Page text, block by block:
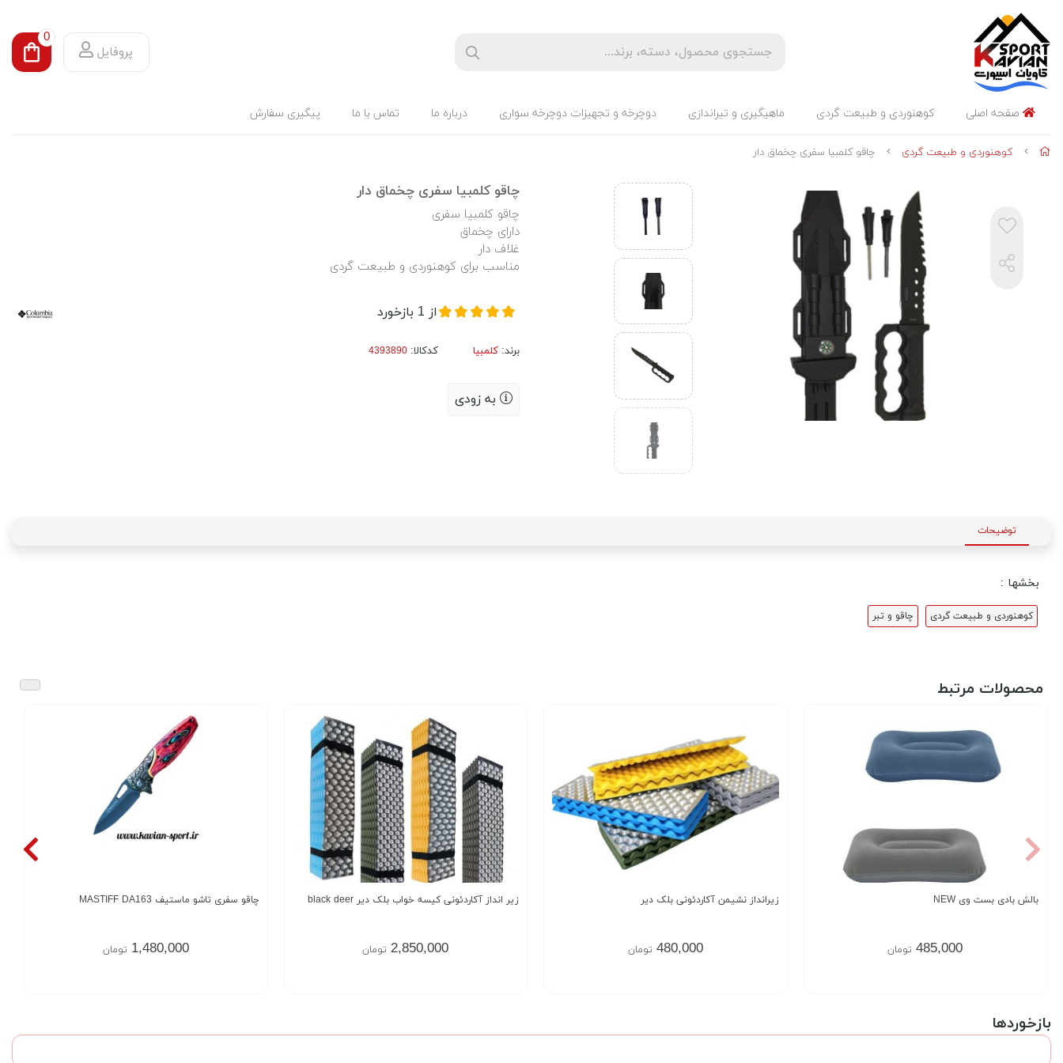
پروفایل
0
صفحه اصلی کوهنوردی و طبیعت گردی ماهیگیری و تیراندازی دوچرخه و تجهیزات دوچرخه سواری درباره ما تماس با ما پیگیری سفارش
کوهنوردی و طبیعت گردی چاقو کلمبیا سفری چخماق دار
چاقو کلمبیا سفری چخماق دار
چاقو کلمبیا سفری
دارای چخماق
غلاف دار
مناسب برای کوهنوردی و طبیعت گردی
از 1 بازخورد
برند: کلمبیا کدکالا:
به زودی
توضیحات
بخشها :
کوهنوردی و طبیعت گردی چاقو و تبر
محصولات مرتبط
بالش بادی بست وی NEW
485,000 تومان
زیرانداز نشیمن آکاردئونی بلک دیر
480,000 تومان
زیر انداز آکاردئونی کیسه خواب بلک دیر black deer
2,850,000 تومان
چاقو سفری تاشو ماستیف MASTIFF DA163
1,480,000 تومان
بازخوردها